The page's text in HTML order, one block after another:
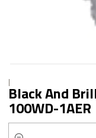
|
Black And
100WD-1AER